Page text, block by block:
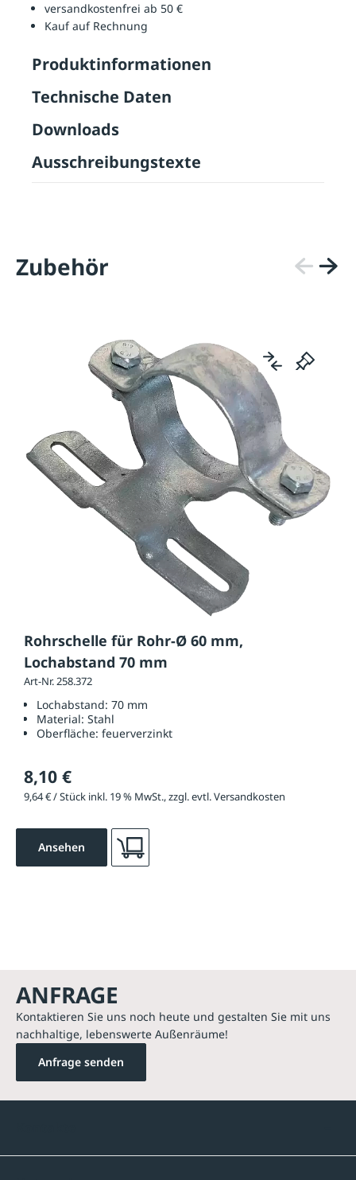
versandkostenfrei ab 50 €
Kauf auf Rechnung
Produktinformationen
Technische Daten
Downloads
Ausschreibungstexte
Zubehör
Rohrschelle für Rohr-Ø 60 mm,
Lochabstand 70 mm
Art-Nr. 258.372
Lochabstand: 70 mm
Material: Stahl
Oberfläche: feuerverzinkt
8,10 €
9,64 € / Stück inkl. 19 % MwSt., zzgl. evtl. Versandkosten
Ansehen
ANFRAGE
Kontaktieren Sie uns noch heute und gestalten Sie mit uns
nachhaltige, lebenswerte Außenräume!
Anfrage senden